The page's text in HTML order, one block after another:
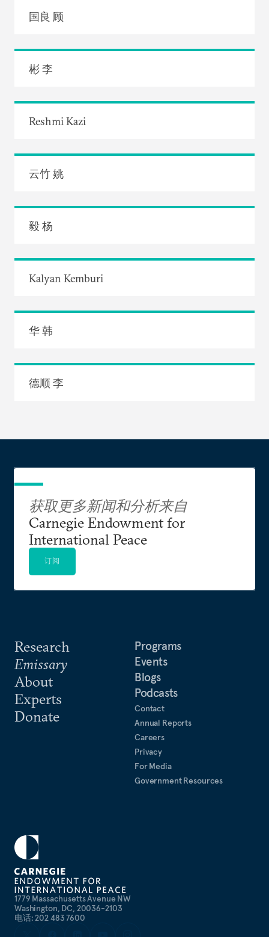
国良 顾
彬 李
Reshmi Kazi
云竹 姚
毅 杨
Kalyan Kemburi
华 韩
德顺 李
1779 Massachusetts Avenue NW
Washington, DC, 20036-2103
电话: 202 483 7600
Research
Emissary
About
Experts
Donate
Programs
Events
Blogs
Podcasts
Contact
Annual Reports
Careers
Privacy
For Media
Government Resources
获取更多新闻和分析来自
Carnegie Endowment for
International Peace
订阅